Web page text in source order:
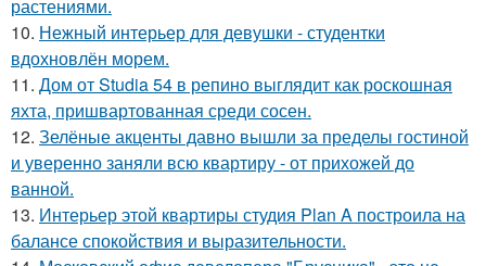
растениями.
10. Нежный интерьер для девушки - студентки
вдохновлён морем.
11. Дом от Studia 54 в репино выглядит как роскошная
яхта, пришвартованная среди сосен.
12. Зелёные акценты давно вышли за пределы гостиной
и уверенно заняли всю квартиру - от прихожей до
ванной.
13. Интерьер этой квартиры студия Plan A построила на
балансе спокойствия и выразительности.